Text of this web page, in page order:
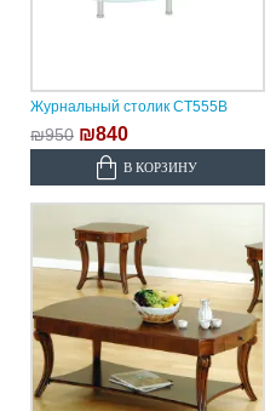
Журнальный столик CT555B
₪950 ₪840
В КОРЗИНУ